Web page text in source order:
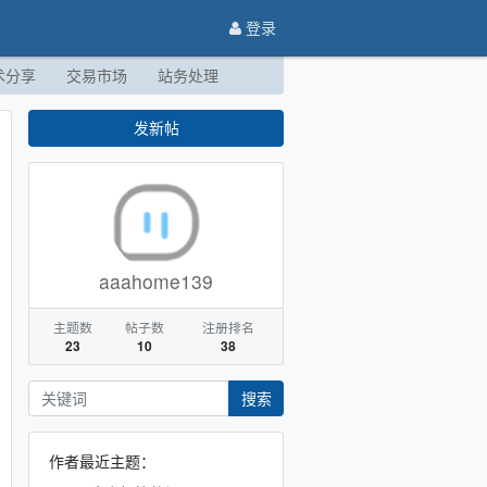
登录
分享 交易市场 站务处理
发新帖
aaahome139
主题数
23
帖子数
10
注册排名
38
搜索
作者最近主题：